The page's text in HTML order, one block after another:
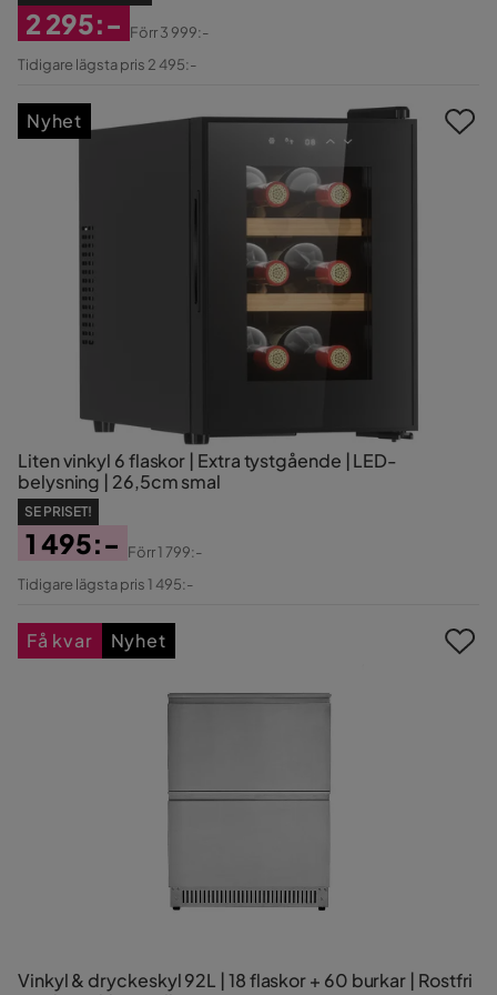
Rabatterat
2 295:-
Original
Förr3 999:-
Tidigare lägsta pris 2 495:-
Liten vinkyl 6 flaskor | Extra tystgående | LED-
belysning | 26,5cm smal
SE PRISET!
Pris
1 495:-
Original
Förr1 799:-
Tidigare lägsta pris 1 495:-
Nyhet
Vinkyl & dryckeskyl 92L | 18 flaskor + 60 burkar | Rostfri
Få kvar Nyhet